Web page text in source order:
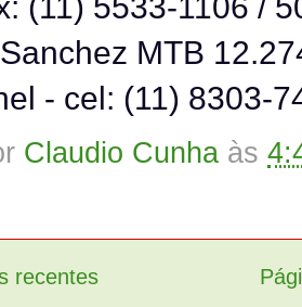
MTB
- cel: (11) 8303-
Claudio Cunha às
recentes